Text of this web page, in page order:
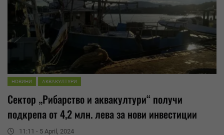
НОВИНИ АКВАКУЛТУРИ
Сектор „Рибарство и аквакултури“ получи
подкрепа от 4,2 млн. лева за нови инвестиции
11:11 - 5 April, 2024